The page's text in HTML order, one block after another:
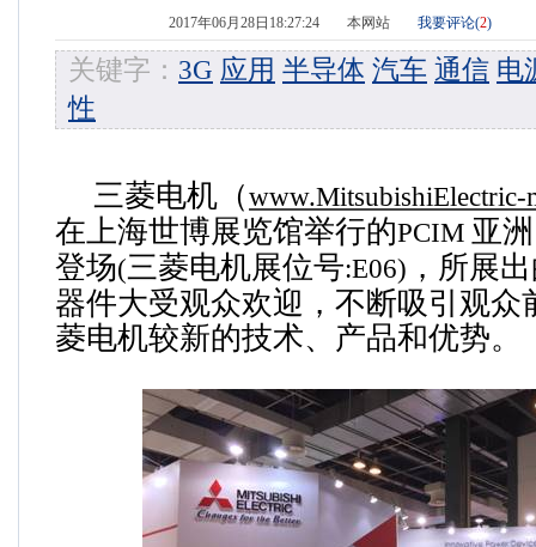
2017年06月28日18:27:24 本网站 我要评论(2)
关键字： 3G 应用 半导体 汽车 通信 电
性
三菱电机（www.MitsubishiElectric-
在上海世博展览馆举行的PCIM 亚洲
登场(三菱电机展位号:E06) ，所展
器件大受观众欢迎，不断吸引观众
菱电机较新的技术、产品和优势。